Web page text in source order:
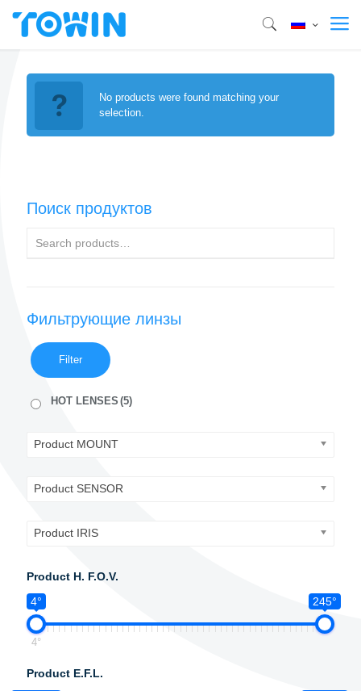
No products were found matching your
selection.
Поиск продуктов
Фильтрующие линзы
Filter
HOT LENSES (5)
Product MOUNT
Product SENSOR
Product IRIS
Product H. F.O.V.
4°
245°
4°
Product E.F.L.